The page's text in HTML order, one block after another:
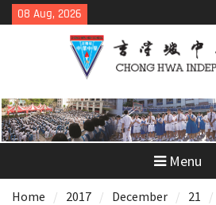
Skip
to
08 Aug, 2026
Menu
Home 2017 December
21